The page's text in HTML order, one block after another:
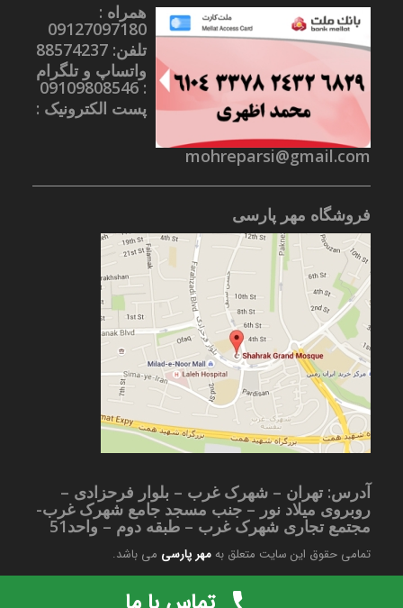
همراه :
09127097180
تلفن: 88574237
واتساپ و تلگرام
:
09109808546
پست الکترونیک :
mohreparsi@gmail.com
فروشگاه مهر پارسی
آدرس: تهران – شهرک غرب – بلوار فرحزادی –
روبروی میلاد نور – جنب مسجد جامع شهرک غرب-
مجتمع تجاری شهرک غرب – طبقه دوم – واحد51
تمامی حقوق این سایت متعلق بهمهر پارسی می باشد.